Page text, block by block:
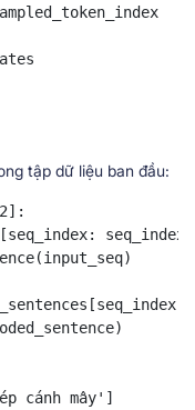
tập dữ liệu ban đầu:
seq_index
cánh mây']